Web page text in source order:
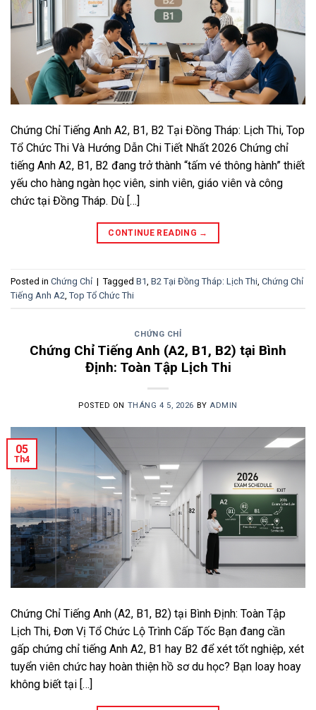
Chứng Chỉ Tiếng Anh A2, B1, B2 Tại Đồng Tháp: Lịch Thi, Top
Tổ Chức Thi Và Hướng Dẫn Chi Tiết Nhất 2026 Chứng chỉ
tiếng Anh A2, B1, B2 đang trở thành “tấm vé thông hành” thiết
yếu cho hàng ngàn học viên, sinh viên, giáo viên và công
chức tại Đồng Tháp. Dù […]
CONTINUE READING →
Posted in Chứng Chỉ | Tagged B1 B2 Tại Đồng Tháp: Lịch Thi Chứng Chỉ
Tiếng Anh A2 Top Tổ Chức Thi
CHỨNG CHỈ
Chứng Chỉ Tiếng Anh (A2, B1, B2) tại Bình
Định: Toàn Tập Lịch Thi
POSTED ON THÁNG 4 5, 2026 BYADMIN
05
Th4
Chứng Chỉ Tiếng Anh (A2, B1, B2) tại Bình Định: Toàn Tập
Lịch Thi, Đơn Vị Tổ Chức Lộ Trình Cấp Tốc Bạn đang cần
gấp chứng chỉ tiếng Anh A2, B1 hay B2 để xét tốt nghiệp, xét
tuyển viên chức hay hoàn thiện hồ sơ du học? Bạn loay hoay
không biết tại […]